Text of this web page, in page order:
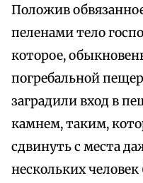
Положив
пеленами тело
которое,
погребальной
заградили вход в
камнем, таким,
сдвинуть с места
нескольких человек